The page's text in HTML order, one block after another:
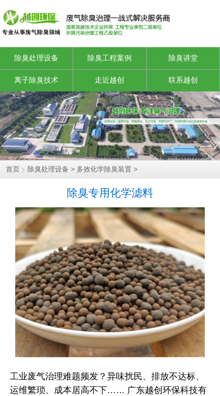
除臭处理设备 除臭工程案例 除臭讲堂
离子除臭技术 走近越创 联系越创
静电油烟设备
首页 除臭处理设备 > 多效化学除臭装置 >
除臭专用化学滤料
工业废气治理难题频发？异味扰民、排放不达标、
运维繁琐、成本居高不下…… 广东越创环保科技有